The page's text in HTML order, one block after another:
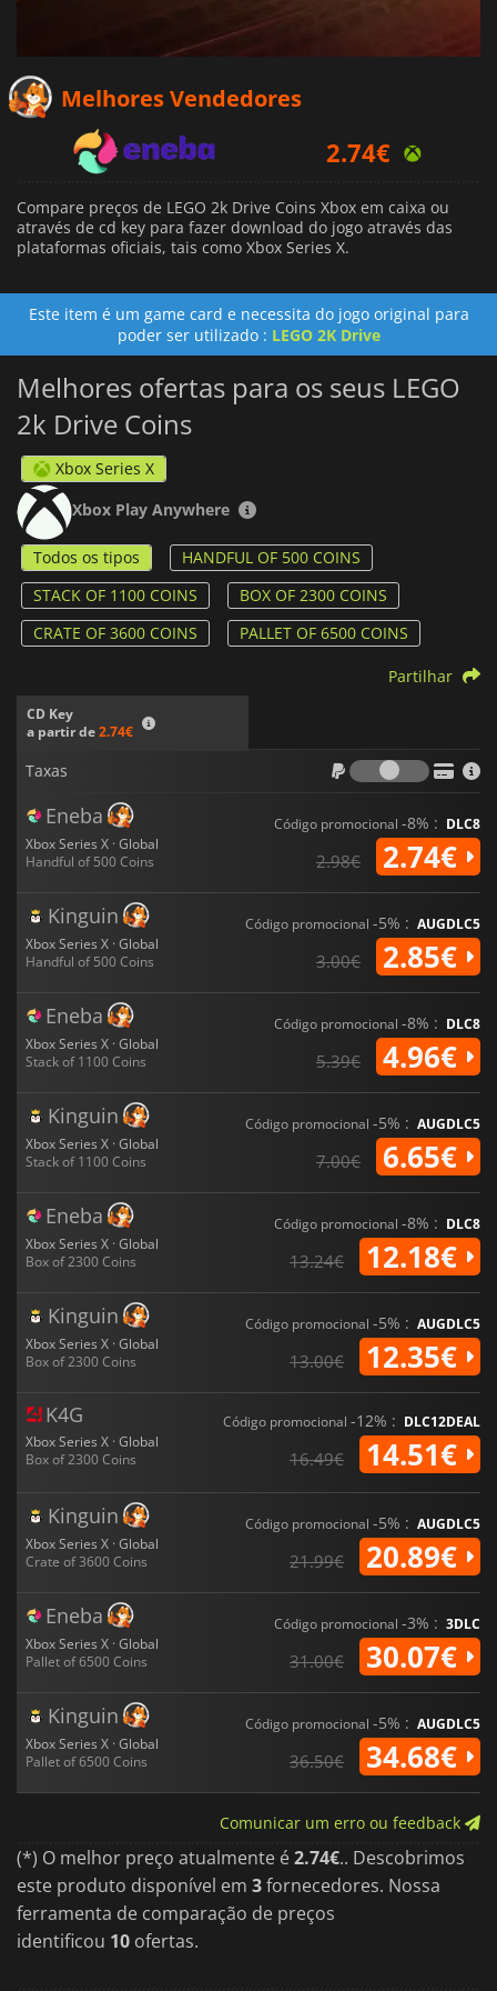
Melhores Vendedores
14.51€
Compare preços de LEGO 2k Drive Coins Xbox em caixa ou
através de cd key para fazer download do jogo através das
plataformas oficiais, tais como Xbox Series X.
Este item é um game card e necessita do jogo original para
poder ser utilizado : LEGO 2K Drive
Melhores ofertas para os seus LEGO
2k Drive Coins
Xbox Series X
Xbox Play Anywhere
Todos os tipos
HANDFUL OF 500 COINS
STACK OF 1100 COINS
BOX OF 2300 COINS
CRATE OF 3600 COINS
PALLET OF 6500 COINS
CD Key
a partir de2.74€
Partilhar
Taxas
Taxas
Eneba
Xbox Series X · Global
Handful of 500 Coins
Código promocional -8% : DLC8
2.98€ 2.74€
Kinguin
Xbox Series X · Global
Handful of 500 Coins
Código promocional -5% : AUGDLC5
3.00€ 2.85€
Eneba
Xbox Series X · Global
Stack of 1100 Coins
Código promocional -8% : DLC8
5.39€ 4.96€
Kinguin
Xbox Series X · Global
Stack of 1100 Coins
Código promocional -5% : AUGDLC5
7.00€ 6.65€
Eneba
Xbox Series X · Global
Box of 2300 Coins
Código promocional -8% : DLC8
13.24€ 12.18€
Kinguin
Xbox Series X · Global
Box of 2300 Coins
Código promocional -5% : AUGDLC5
13.00€ 12.35€
K4G
Xbox Series X · Global
Box of 2300 Coins
Código promocional -12% : DLC12DEAL
16.49€ 14.51€
Kinguin
Xbox Series X · Global
Crate of 3600 Coins
Código promocional -5% : AUGDLC5
21.99€ 20.89€
Eneba
Xbox Series X · Global
Pallet of 6500 Coins
Código promocional -3% : 3DLC
31.00€ 30.07€
Kinguin
Xbox Series X · Global
Pallet of 6500 Coins
Código promocional -5% : AUGDLC5
36.50€ 34.68€
Comunicar um erro ou feedback
(*) O melhor preço atualmente é2.74€.. Descobrimos
este produto disponível em 3fornecedores. Nossa
ferramenta de comparação de preços
identificou 10 ofertas.